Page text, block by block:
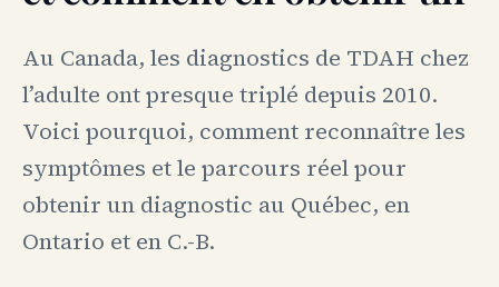
Au Canada, les diagnostics de TDAH chez
l’adulte ont presque triplé depuis 2010.
Voici pourquoi, comment reconnaître les
symptômes et le parcours réel pour
obtenir un diagnostic au Québec, en
Ontario et en C.-B.